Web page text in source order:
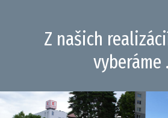
Z našich
vyberáme